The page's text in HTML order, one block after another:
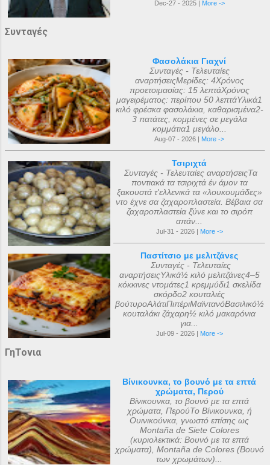
Dec-27 - 2025 | More ->
Συνταγές
Φασολάκια Γιαχνί
Συνταγές - Τελευταίες
αναρτήσειςΜερίδες: 4Χρόνος
προετοιμασίας: 15 λεπτάΧρόνος
μαγειρέματος: περίπου 50 λεπτάΥλικά1
κιλό φρέσκα φασολάκια, καθαρισμένα2-
3 πατάτες, κομμένες σε μεγάλα
κομμάτια1 μεγάλο...
Aug-07 - 2026 | More ->
Τσιριχτά
Συνταγές - Τελευταίες αναρτήσειςΤα
ποντιακά τα τσιριχτά έν άμον τα
ξακουστά τ'ελλενικά τα «λουκουμάδες»
ντο έχνε σα ζαχαροπλαστεία. Βέβαια σα
ζαχαροπλαστεία ξ̌ύνε και το σιρόπ
απάν...
Jul-31 - 2026 | More ->
Παστίτσιο με μελιτζάνες
Συνταγές - Τελευταίες
αναρτήσειςΥλικά½ κιλό μελιτζάνες4–5
κόκκινες ντομάτες1 κρεμμύδι1 σκελίδα
σκόρδο2 κουταλιές
βούτυροΑλάτιΠιπέριΜαϊντανόΒασιλικό½
κουταλάκι ζάχαρη½ κιλό μακαρόνια
για...
Jul-09 - 2026 | More ->
ΓηΤονια
Βίνικουνκα, το βουνό με τα επτά
χρώματα, Περού
Βίνικουνκα, το βουνό με τα επτά
χρώματα, ΠερούΤο Βίνικουνκα, ή
Ουινικούνκα, γνωστό επίσης ως
Montaña de Siete Colores
(κυριολεκτικά: Βουνό με τα επτά
χρώματα), Montaña de Colores (Βουνό
των χρωμάτων)...